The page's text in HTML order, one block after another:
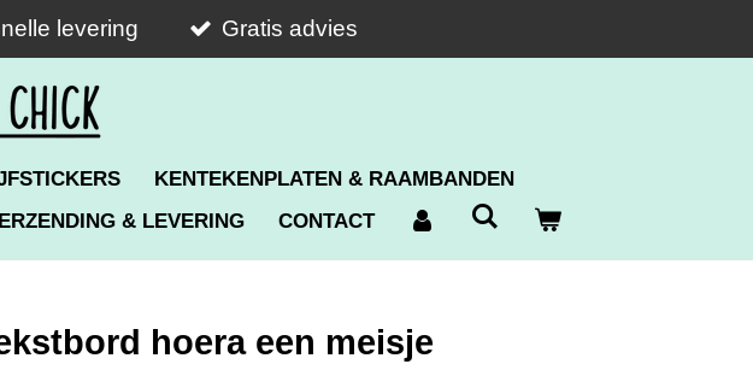
levering Gratis advies
KENTEKENPLATEN & RAAMBANDEN
& LEVERING CONTACT
hoera een meisje